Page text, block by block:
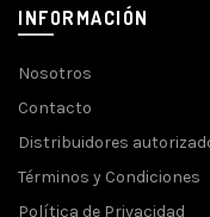
INFORMACIÓN
Nosotros
Contacto
Distribuidores
Términos y Condiciones
Política de Privacidad